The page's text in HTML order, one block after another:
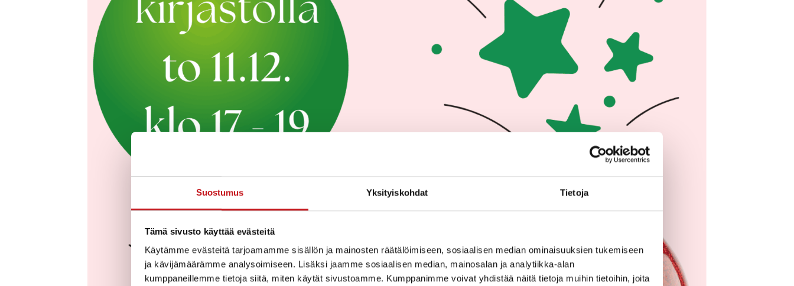
Suostumus Yksityiskohdat Tietoja
Tämä sivusto käyttää evästeitä
Käytämme evästeitä tarjoamamme sisällön ja mainosten räätälöimiseen, sosiaalisen median ominaisuuksien tukemiseen
ja kävijämäärämme analysoimiseen. Lisäksi jaamme sosiaalisen median, mainosalan ja analytiikka-alan
kumppaneillemme tietoja siitä, miten käytät sivustoamme. Kumppanimme voivat yhdistää näitä tietoja muihin tietoihin, joita